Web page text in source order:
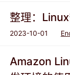
整理：
2023-10-01
Amazon